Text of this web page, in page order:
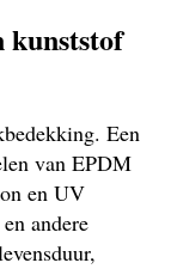
kunststof
Een
van EPDM
en UV
andere